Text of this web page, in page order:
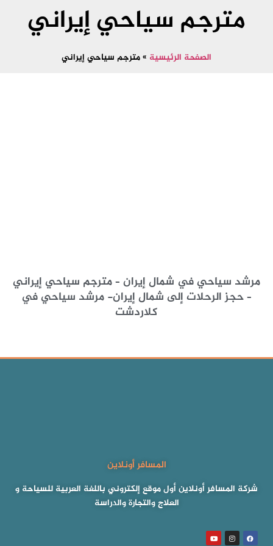
مترجم سياحي إيراني
الصفحة الرئيسية »مترجم سياحي إيراني
مرشد سياحي في شمال إيران – مترجم سياحي إيراني
– حجز الرحلات إلى شمال إيران- مرشد سياحي في
كلاردشت
المسافر أونلاين
شركة المسافر أونلاين أول موقع إلكتروني باللغة العربية للسياحة و
العلاج والتجارة والدراسة